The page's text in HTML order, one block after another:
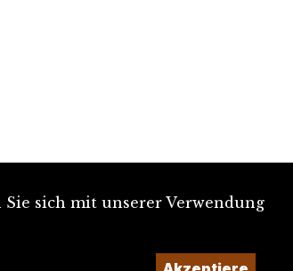
sich mit unserer Verwendung